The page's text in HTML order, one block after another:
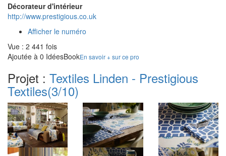
Décorateur d'intérieur
http://www.prestigious.co.uk
Afficher le numéro
Vue : 2 441 fois
Ajoutée à 0 IdéesBookEn savoir + sur ce pro
Projet : Textiles Linden - Prestigious
Textiles(3/10)